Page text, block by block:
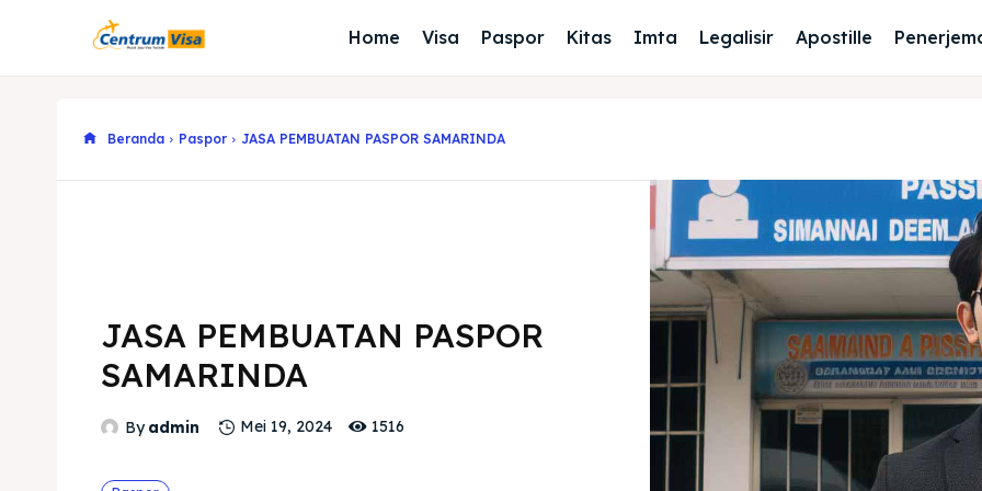
Home Visa Paspor Kitas Imta Legalisir Apostille
Beranda Paspor JASA PEMBUATAN PASPOR SAMARINDA
JASA PEMBUATAN PASPOR
SAMARINDA
By admin Mei 19, 2024 1516